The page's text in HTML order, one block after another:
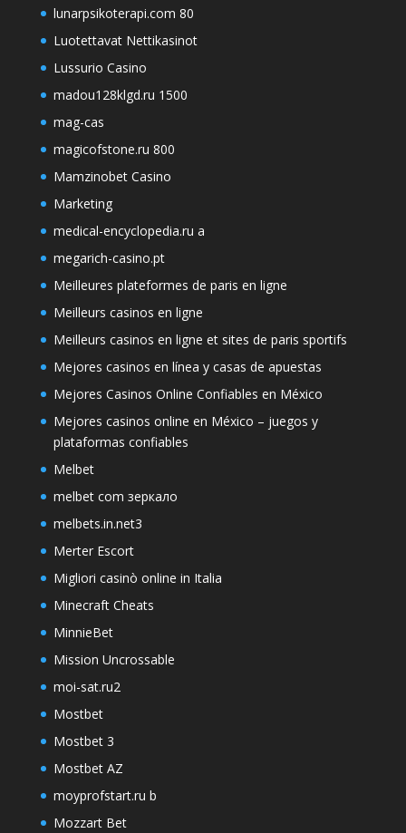
lunarpsikoterapi.com 80
Luotettavat Nettikasinot
Lussurio Casino
madou128klgd.ru 1500
mag-cas
magicofstone.ru 800
Mamzinobet Casino
Marketing
medical-encyclopedia.ru a
megarich-casino.pt
Meilleures plateformes de paris en ligne
Meilleurs casinos en ligne
Meilleurs casinos en ligne et sites de paris sportifs
Mejores casinos en línea y casas de apuestas
Mejores Casinos Online Confiables en México
Mejores casinos online en México – juegos y
plataformas confiables
Melbet
melbet com зеркало
melbets.in.net3
Merter Escort
Migliori casinò online in Italia
Minecraft Cheats
MinnieBet
Mission Uncrossable
moi-sat.ru2
Mostbet
Mostbet 3
Mostbet AZ
moyprofstart.ru b
Mozzart Bet